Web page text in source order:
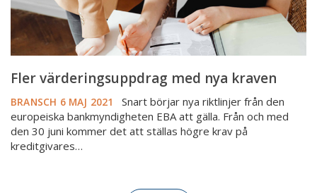
Fler värderingsuppdrag med nya kraven
BRANSCH 6 MAJ 2021
Snart börjar nya riktlinjer från den
europeiska bankmyndigheten EBA att gälla. Från och med
den 30 juni kommer det att ställas högre krav på
kreditgivares…